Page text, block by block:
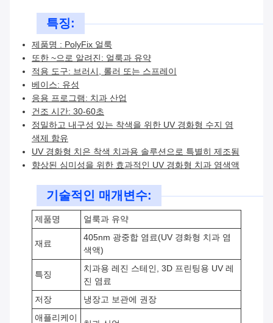
특징:
제품명 : PolyFix 얼룩
또한 ~으로 알려진: 얼룩과 유약
적용 도구: 브러시, 롤러 또는 스프레이
베이스: 유성
응용 프로그램: 치과 산업
건조 시간: 30-60초
정밀하고 내구성 있는 착색을 위한 UV 경화형 수지 염
색제 함유
UV 경화형 치은 착색 치과용 솔루션으로 특별히 제조됨
향상된 심미성을 위한 효과적인 UV 경화형 치과 염색액
기술적인 매개변수:
제품명 얼룩과 유약
재료
405nm 광중합 염료(UV 경화형 치과 염
색액)
특징
치과용 레진 스테인, 3D 프린팅용 UV 레
진 염료
저장
냉장고 보관에 권장
애플리케이